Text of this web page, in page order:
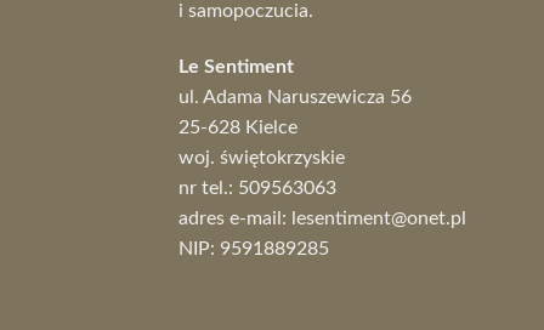
i samopoczucia.
Le Sentiment
ul. Adama Naruszewicza 56
25-628 Kielce
woj. świętokrzyskie
nr tel.: 509563063
adres e-mail: lesentiment@onet.pl
NIP: 9591889285